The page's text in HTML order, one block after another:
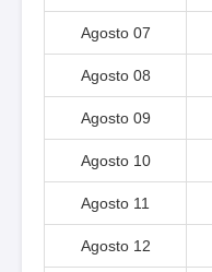
Agosto 07
Agosto 08
Agosto 09
Agosto 10
Agosto 11
Agosto 12